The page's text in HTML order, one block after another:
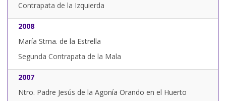
Contrapata de la Izquierda
2008
María Stma. de la Estrella
Segunda Contrapata de la Mala
2007
Ntro. Padre Jesús de la Agonía Orando en el Huerto